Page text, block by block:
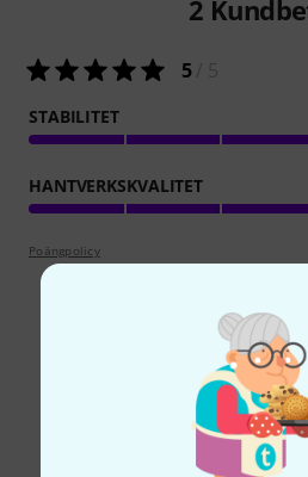
2
5/ 5
STABILITET
HANTVERKSKVALITET
Poängpolicy
Visste
Alla